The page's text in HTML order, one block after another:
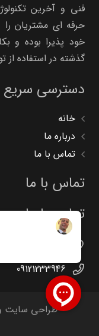
فنی و آخرین
حرفه ای مشتریان را
خود پذیرا بوده و
گذشته در استفاده
دسترسی سریع
خانه
درباره ما
تماس با ما
تماس با ما
تماس با ما
تهران -جاده
09121233946
طراحی سایت